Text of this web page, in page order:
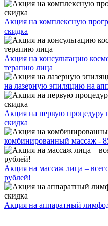
Акция на комплексную
скидка
Акция на консультацию
терапию лица
на лазерную эпиляцию на
Акция на первую процедуру
скидка
комбинированный массаж -
Акция на массаж лица –
рублей!
Акция на аппаратный